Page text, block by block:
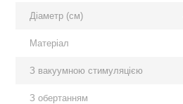
Діаметр (см)
Матеріал
З вакуумною стимуляцією
З обертанням